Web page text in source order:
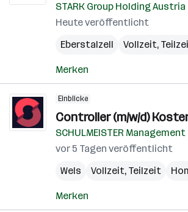
STARK Group Holding Austria
Heute veröffentlicht
Eberstalzell
Vollzeit,
Merken
Einblicke
Controller (m/w/d)
SCHULMEISTER
vor 5 Tagen veröffentlicht
Wels
Vollzeit, Teilzeit
Merken